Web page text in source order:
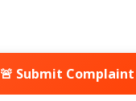
🚨 Submit Complaint